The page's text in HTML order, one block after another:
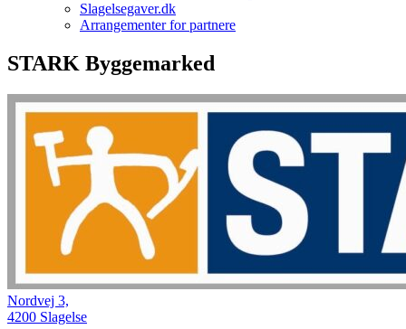
Slagelsegaver.dk
Arrangementer for partnere
STARK Byggemarked
Nordvej 3,
4200 Slagelse